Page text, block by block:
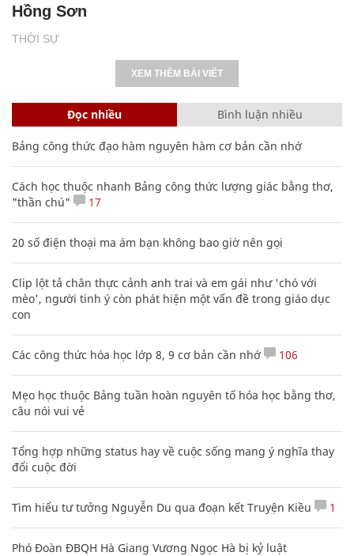
THỜI SỰ
Hồng Sơn
XEM THÊM BÀI VIẾT
Đọc nhiều Bình luận nhiều
Bảng công thức đạo hàm nguyên hàm cơ bản cần nhớ
Cách học thuộc nhanh Bảng công thức lượng giác bằng thơ,
"thần chú"
17
20 số điện thoại ma ám bạn không bao giờ nên gọi
Clip lột tả chân thực cảnh anh trai và em gái như 'chó với
mèo', người tinh ý còn phát hiện một vấn đề trong giáo dục
con
Các công thức hóa học lớp 8, 9 cơ bản cần nhớ 106
Mẹo học thuộc Bảng tuần hoàn nguyên tố hóa học bằng thơ,
câu nói vui vẻ
Tổng hợp những status hay về cuộc sống mang ý nghĩa thay
đổi cuộc đời
Tìm hiểu tư tưởng Nguyễn Du qua đoạn kết Truyện Kiều 1
Phó Đoàn ĐBQH Hà Giang Vương Ngọc Hà bị kỷ luật